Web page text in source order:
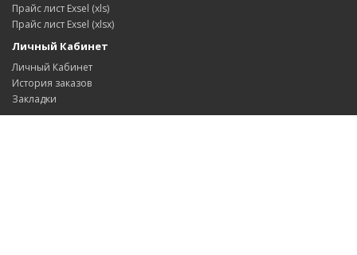
Прайс лист Exsel (xls)
Прайс лист Exsel (xlsx)
Личный Кабинет
Личный Кабинет
История заказов
Закладки